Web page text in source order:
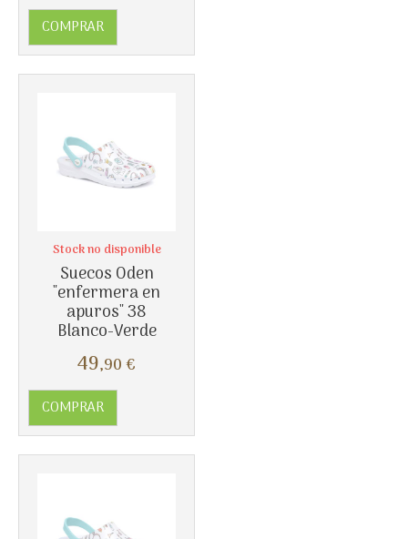
COMPRAR
Suecos Oden
"enfermera en
apuros" 38
Blanco-Verde
49,90 €
Stock no disponible
COMPRAR
Más info
Más info